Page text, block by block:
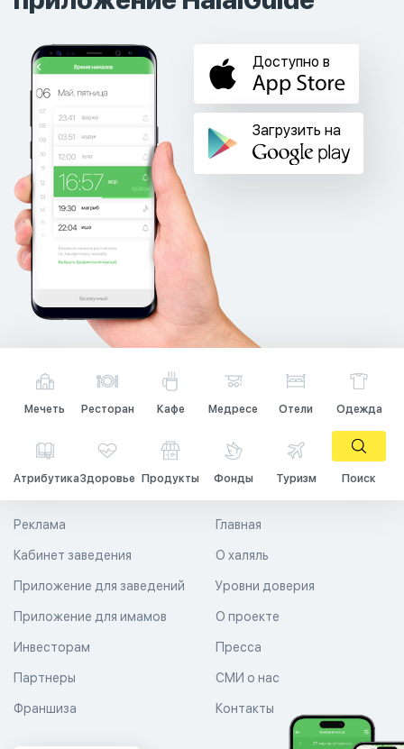
Доступно в
Загрузить на
Мечеть Ресторан Кафе Медресе Отели Одежда
АтрибутикаЗдоровье Продукты Фонды Туризм Поиск
Главная
О халяль
Уровни доверия
Реклама
Кабинет заведения
Приложение для заведений
Приложение для имамов О проекте
Пресса
СМИ о нас
Контакты
Инвесторам
Партнеры
Франшиза